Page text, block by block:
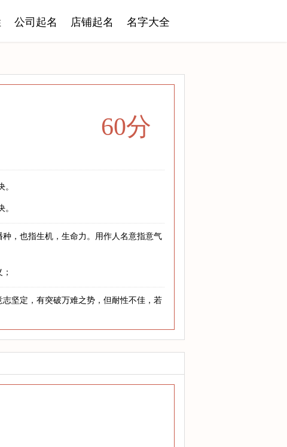
公司起名 店铺起名 名字大全
60分
，也指生机，生命力。用作人名意指意气
坚定，有突破万难之势，但耐性不佳，若